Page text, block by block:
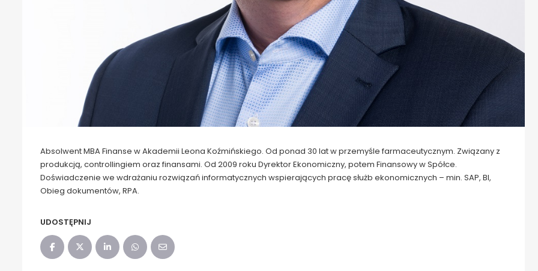
Absolwent MBA Finanse w Akademii Leona Koźmińskiego. Od ponad 30 lat w przemyśle farmaceutycznym. Związany z
produkcją, controllingiem oraz finansami. Od 2009 roku Dyrektor Ekonomiczny, potem Finansowy w Spółce.
Doświadczenie we wdrażaniu rozwiązań informatycznych wspierających pracę służb ekonomicznych – min. SAP, BI,
Obieg dokumentów, RPA.
UDOSTĘPNIJ